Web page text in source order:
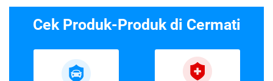
Cek Produk-Produk di Cermati